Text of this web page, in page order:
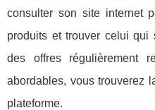
consulter son site internet
produits et trouver celui
des offres régulièrement
abordables, vous trouverez
plateforme.